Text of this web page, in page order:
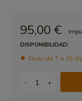
95,00 €
DISPONIBILIDAD:
Envío de 7 a 15
- +